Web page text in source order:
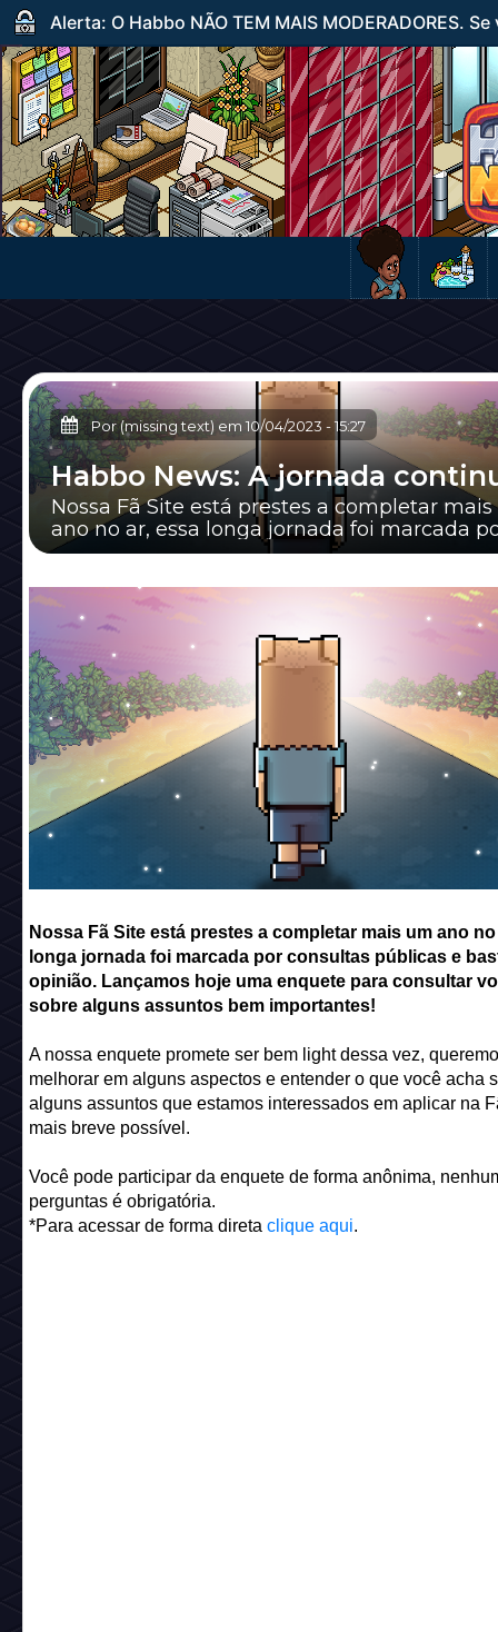
Alerta: O Habbo NÃO TEM MAIS MODERADORES.
Por (missing text) em10/04/2023 -15:27
Habbo News: A jornada
Nossa Fã Site está prestes a completar
ano no ar, essa longa jornada foi marcada
consultas públicas e bastante opinião.
Nossa Fã Site está prestes a completar mais um ano no
longa jornada foi marcada por consultas públicas e
opinião. Lançamos hoje uma enquete para consultar
sobre alguns assuntos bem importantes!
A nossa enquete promete ser bem light dessa vez,
melhorar em alguns aspectos e entender o que você acha
alguns assuntos que estamos interessados em aplicar na
mais breve possível.
Você pode participar da enquete de forma anônima,
perguntas é obrigatória.
*Para acessar de forma direta clique aqui.